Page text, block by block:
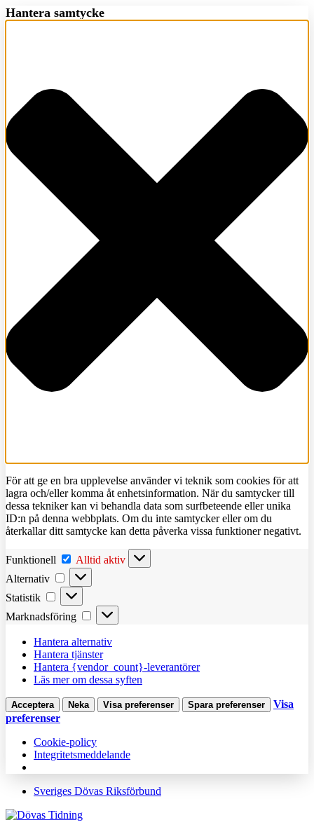
Hantera samtycke
För att ge en bra upplevelse använder vi teknik som cookies för att
lagra och/eller komma åt enhetsinformation. När du samtycker till
dessa tekniker kan vi behandla data som surfbeteende eller unika
ID:n på denna webbplats. Om du inte samtycker eller om du
återkallar ditt samtycke kan detta påverka vissa funktioner negativt.
Funktionell Funktionell
Alltid aktiv
Alternativ
Alternativ
Statistik Statistik
Marknadsföring Marknadsföring
Hantera alternativ
Hantera tjänster
Hantera {vendor_count}-leverantörer
Läs mer om dessa syften
Acceptera Neka Visa preferenser Spara preferenser
Visa
preferenser
Cookie-policy
Integritetsmeddelande
Sveriges Dövas Riksförbund